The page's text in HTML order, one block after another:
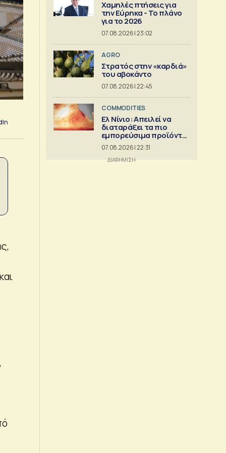
Χαμηλές πτήσεις για
την Εύρηκα - Το πλάνο
για το 2026
07.08.2026 | 23:02
AGRO
Στρατός στην «καρδιά»
του αβοκάντο
07.08.2026 | 22:45
COMMODITIES
Ελ Νίνιο: Απειλεί να
διαταράξει τα πιο
εμπορεύσιμα προϊόντα
στον κόσμο
07.08.2026 | 22:31